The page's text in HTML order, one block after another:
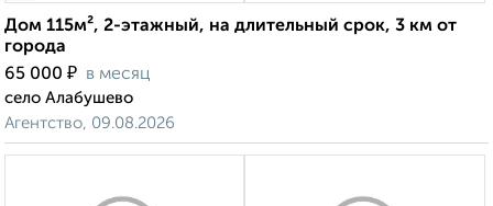
Дом 115м², 2-этажный, на длительный срок, 3 км от
города
65 000 ₽ в месяц
село Алабушево
Агентство, 09.08.2026